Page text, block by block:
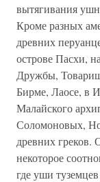
вытягивания
Кроме разных
древних
острове Пасхи,
Дружбы,
Бирме, Лаосе, в
Малайского
Соломоновых,
древних греков.
некоторое
где уши